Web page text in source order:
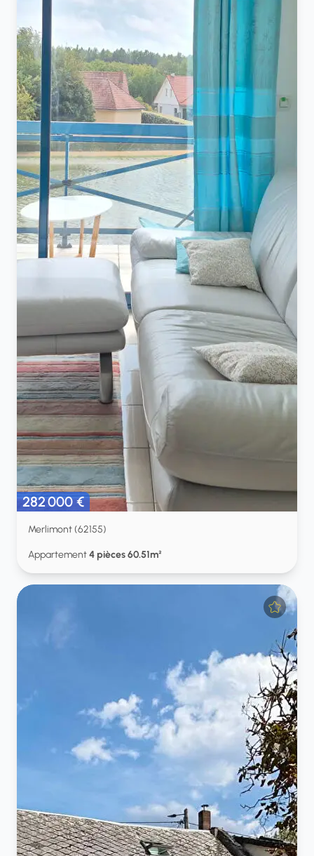
282 000 €
Merlimont (62155)
Appartement4 pièces 60.51m²